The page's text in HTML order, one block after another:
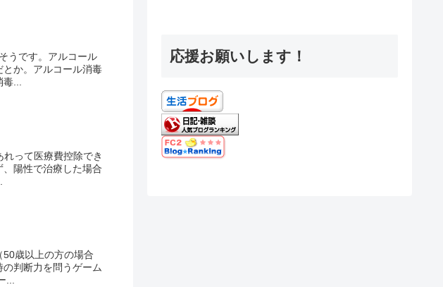
うです。アルコール
か。アルコール消毒
毒...
って医療費控除でき
陽性で治療した場合
歳以上の方の場合
判断力を問うゲーム
...
応援お願いします！